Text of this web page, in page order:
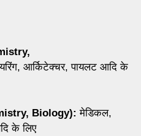
आर्किटेक्चर, पायलट आदि के
Biology): मेडिकल,
के लिए